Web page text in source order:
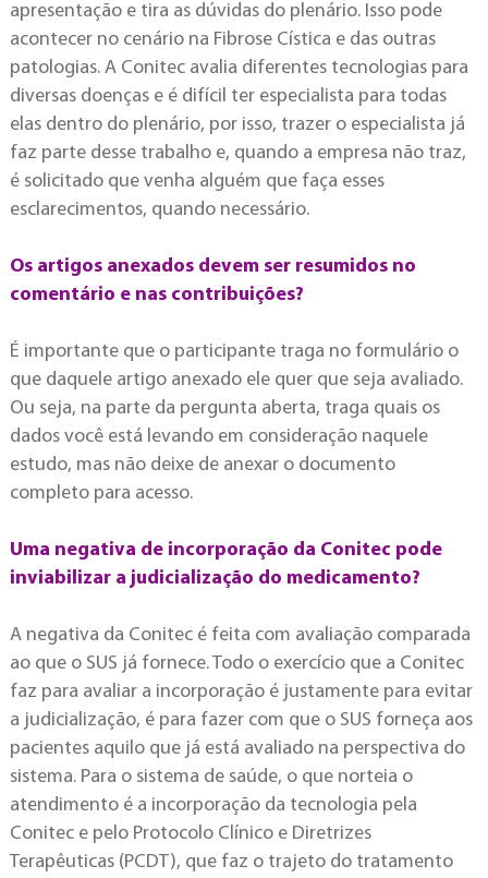
apresentação e tira as dúvidas do plenário. Isso pode
acontecer no cenário na Fibrose Cística e das outras
patologias. A Conitec avalia diferentes tecnologias para
diversas doenças e é difícil ter especialista para todas
elas dentro do plenário, por isso, trazer o especialista já
faz parte desse trabalho e, quando a empresa não traz,
é solicitado que venha alguém que faça esses
esclarecimentos, quando necessário.
Os artigos anexados devem ser resumidos no
comentário e nas contribuições?
É importante que o participante traga no formulário o
que daquele artigo anexado ele quer que seja avaliado.
Ou seja, na parte da pergunta aberta, traga quais os
dados você está levando em consideração naquele
estudo, mas não deixe de anexar o documento
completo para acesso.
Uma negativa de incorporação da Conitec pode
inviabilizar a judicialização do medicamento?
A negativa da Conitec é feita com avaliação comparada
ao que o SUS já fornece. Todo o exercício que a Conitec
faz para avaliar a incorporação é justamente para evitar
a judicialização, é para fazer com que o SUS forneça aos
pacientes aquilo que já está avaliado na perspectiva do
sistema. Para o sistema de saúde, o que norteia o
atendimento é a incorporação da tecnologia pela
Conitec e pelo Protocolo Clínico e Diretrizes
Terapêuticas (PCDT), que faz o trajeto do tratamento